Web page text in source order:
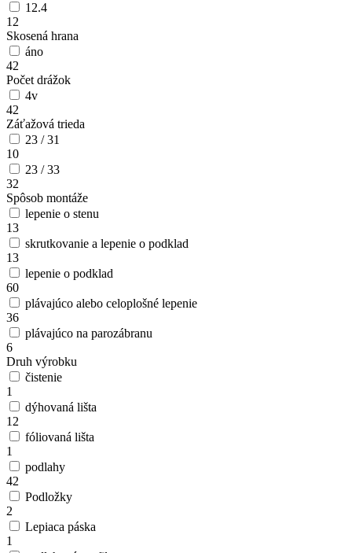
12.4
12
Skosená hrana
áno
42
Počet drážok
4v
42
Záťažová trieda
23 / 31
10
23 / 33
32
Spôsob montáže
lepenie o stenu
13
skrutkovanie a lepenie o podklad
13
lepenie o podklad
60
plávajúco alebo celoplošné lepenie
36
plávajúco na parozábranu
6
Druh výrobku
čistenie
1
dýhovaná lišta
12
fóliovaná lišta
1
podlahy
42
Podložky
2
Lepiaca páska
1